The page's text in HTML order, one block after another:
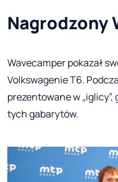
Nagrodzony
Wavecamper pokazał
Volkswagenie T6.
prezentowane w
tych gabarytów.